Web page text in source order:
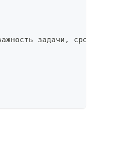
задачи, сроки